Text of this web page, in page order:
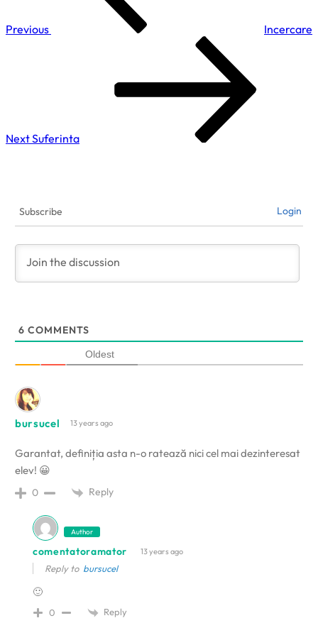
Previous
Incercare
NextSuferinta
Subscribe Login
6 COMMENTS
Oldest
bursucel 13 years ago
Garantat, definiția asta n-o ratează nici cel mai dezinteresat
elev! 😀
0 Reply
Author
comentatoramator 13 years ago
Reply to bursucel
🙂
0 Reply